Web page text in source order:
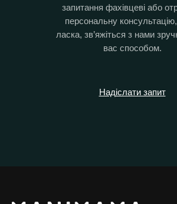
запитання фахівцеві або
персональну
ласка, зв’яжіться з нами
вас способом.
Надіслати запит